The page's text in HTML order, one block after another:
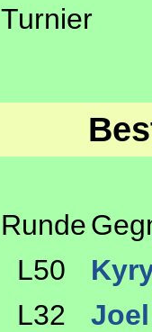
Turnier
Runde
L50
L32